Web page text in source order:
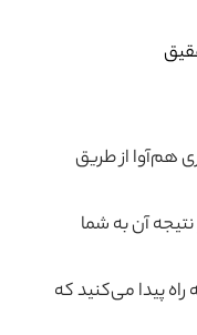
هم‌آوا از طریق
آن به شما
پیدا می‌کنید که